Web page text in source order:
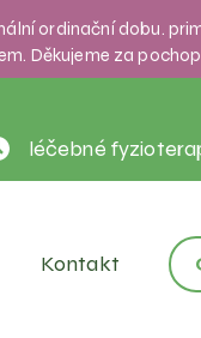
ordinační dobu.
Děkujeme za
léčebné
Kontakt